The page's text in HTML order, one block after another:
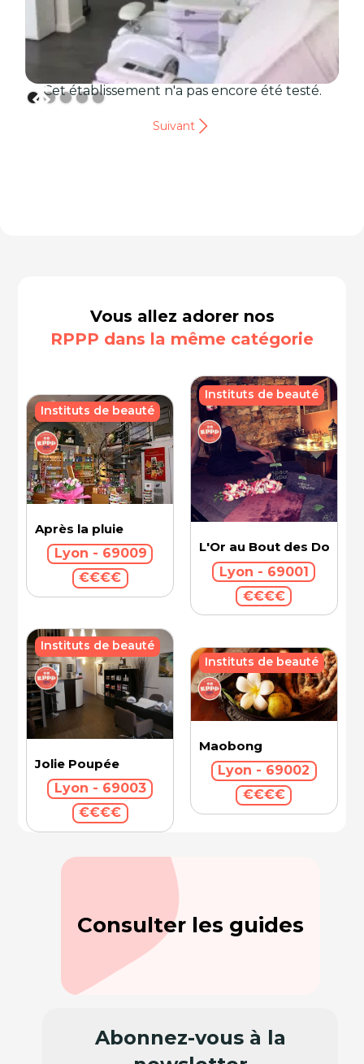
Cet établissement n'a pas encore été testé.
Suivant
Vous allez adorer nos
RPPP dans la même catégorie
Après la pluie
Lyon - 69009
€€€€
Instituts de beauté
L'Or au Bout des Doigts
Lyon - 69001
€€€€
Instituts de beauté
Jolie Poupée
Lyon - 69003
€€€€
Instituts de beauté
Maobong
Lyon - 69002
€€€€
Instituts de beauté
Consulter les guides
Abonnez-vous à la